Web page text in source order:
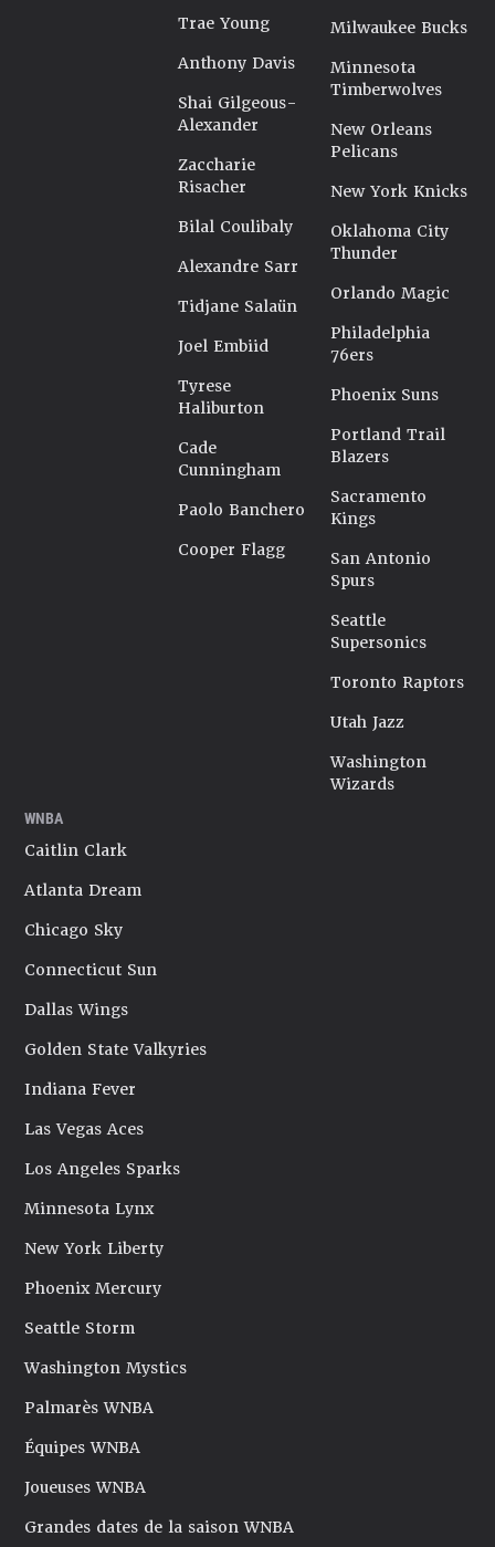
Trae Young
Anthony Davis
Shai Gilgeous-
Alexander
Zaccharie
Risacher
Bilal Coulibaly
Alexandre Sarr
Tidjane Salaün
Joel Embiid
Tyrese
Haliburton
Cade
Cunningham
Paolo Banchero
Cooper Flagg
Milwaukee Bucks
Minnesota
Timberwolves
New Orleans
Pelicans
New York Knicks
Oklahoma City
Thunder
Orlando Magic
Philadelphia
76ers
Phoenix Suns
Portland Trail
Blazers
Sacramento
Kings
San Antonio
Spurs
Seattle
Supersonics
Toronto Raptors
Utah Jazz
Washington
Wizards
WNBA
Caitlin Clark
Atlanta Dream
Chicago Sky
Connecticut Sun
Dallas Wings
Golden State Valkyries
Indiana Fever
Las Vegas Aces
Los Angeles Sparks
Minnesota Lynx
New York Liberty
Phoenix Mercury
Seattle Storm
Washington Mystics
Palmarès WNBA
Équipes WNBA
Joueuses WNBA
Grandes dates de la saison WNBA